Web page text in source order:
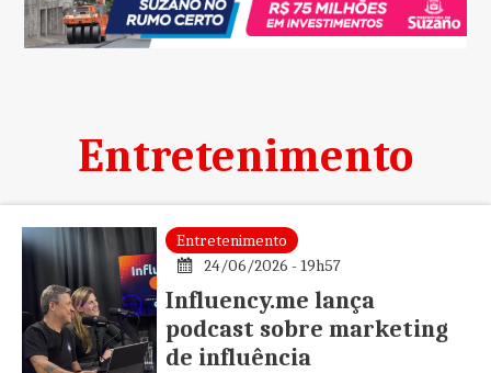
Entretenimento
Entretenimento
24/06/2026 - 19h57
Influency.me lança
podcast sobre marketing
de influência